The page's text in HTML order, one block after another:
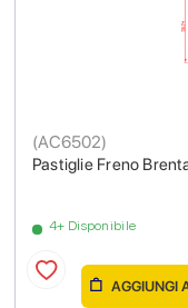
Pastiglie Freno
(AC6502)
4+ Disponibile
AGGIUNGI